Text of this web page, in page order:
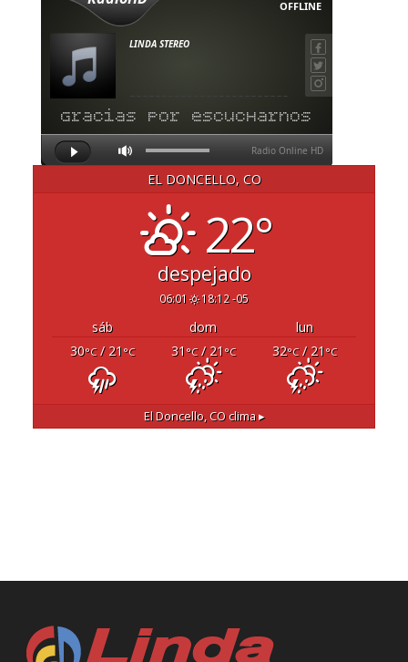
EL DONCELLO, CO
22°
despejado
06:01 18:12 -05
sáb dom
lun
30°C/ 21 °C 31 °C/ 21 °C 32°C/ 21 °C
El Doncello, COclima ▸